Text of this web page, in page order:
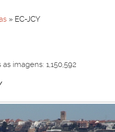
» EC-JCY
imagens: 1,150,592